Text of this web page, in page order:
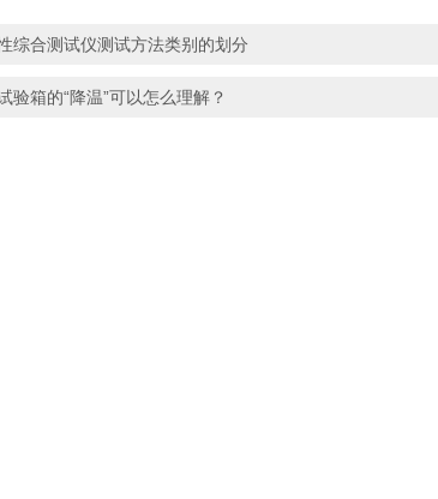
综合测试仪测试方法类别的划分
验箱的“降温”可以怎么理解？